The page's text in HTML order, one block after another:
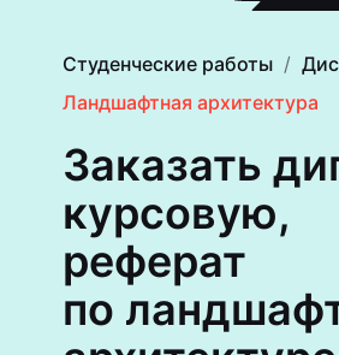
Студенческие работы
Ландшафтная архитектура
Заказать
курсовую,
реферат
по